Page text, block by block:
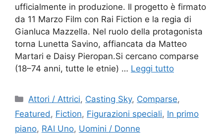
ufficialmente in produzione. Il progetto è firmato
da 11 Marzo Film con Rai Fiction e la regia di
Gianluca Mazzella. Nel ruolo della protagonista
torna Lunetta Savino, affiancata da Matteo
Martari e Daisy Pieropan.Si cercano comparse
(18–74 anni, tutte le etnie) … Leggi tutto
Categorie
Attori / Attrici, Casting Sky, Comparse,
Featured , Fiction, Figurazioni speciali, In primo
piano, RAI Uno, Uomini / Donne